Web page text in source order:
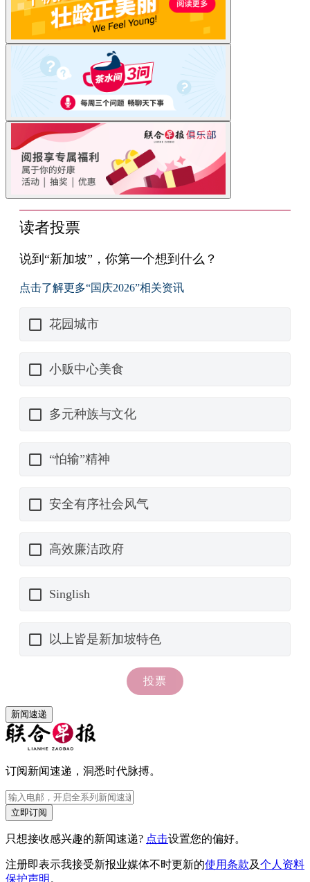
新闻速递
订阅新闻速递，洞悉时代脉搏。
立即订阅
只想接收感兴趣的新闻速递? 点击设置您的偏好。
注册即表示我接受新报业媒体不时更新的使用条款及个人资料
保护声明 。